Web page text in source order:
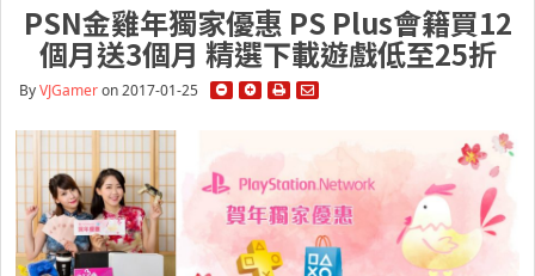
PSN金雞年獨家優惠 PS Plus會籍買12
個月送3個月 精選下載遊戲低至25折
ByVJGameron 2017-01-25